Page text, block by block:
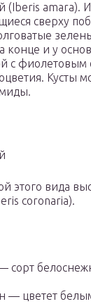
(Iberis amara).
сверху
конце и у
с фиолетовым
Кусты
этого вида
coronaria).
сорт
— цветет